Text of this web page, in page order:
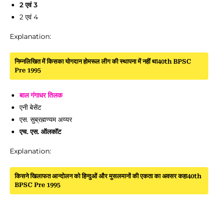
2 एवं 3
2 एवं 4
Explanation:
निम्नलिखित में किसका योगदान होमरूल लीग की स्थापना में नहीं था40th BPSC
Pre 1995
बाल गंगाधर तिलक
एनी बेसेंट
एस. सुब्रह्मण्यम अय्यर
एच. एस. ऑलकॉट
Explanation:
किसने खिलाफत आन्दोलन को हिन्दुओं और मुसलमानों की एकता का अवसर कहा40th
BPSC Pre 1995